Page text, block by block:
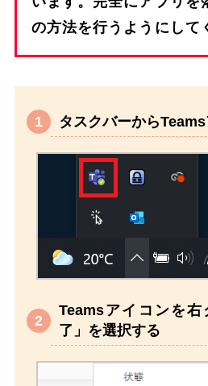
の方法を行うようにして
タスクバーから
Teamsアイコンを
了」を選択する